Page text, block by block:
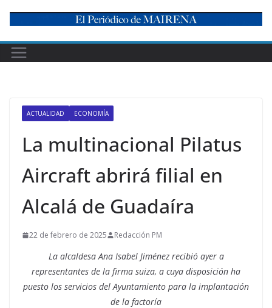
content
ACTUALIDAD ECONOMÍA
La multinacional ​Pilatus
Aircraft abrirá filial en
Alcalá de Guadaíra
22 de febrero de 2025 Redacción PM
La alcaldesa Ana Isabel Jiménez recibió ayer a
representantes de la firma suiza, a cuya disposición ha
puesto los servicios del Ayuntamiento para la implantación
de la factoría